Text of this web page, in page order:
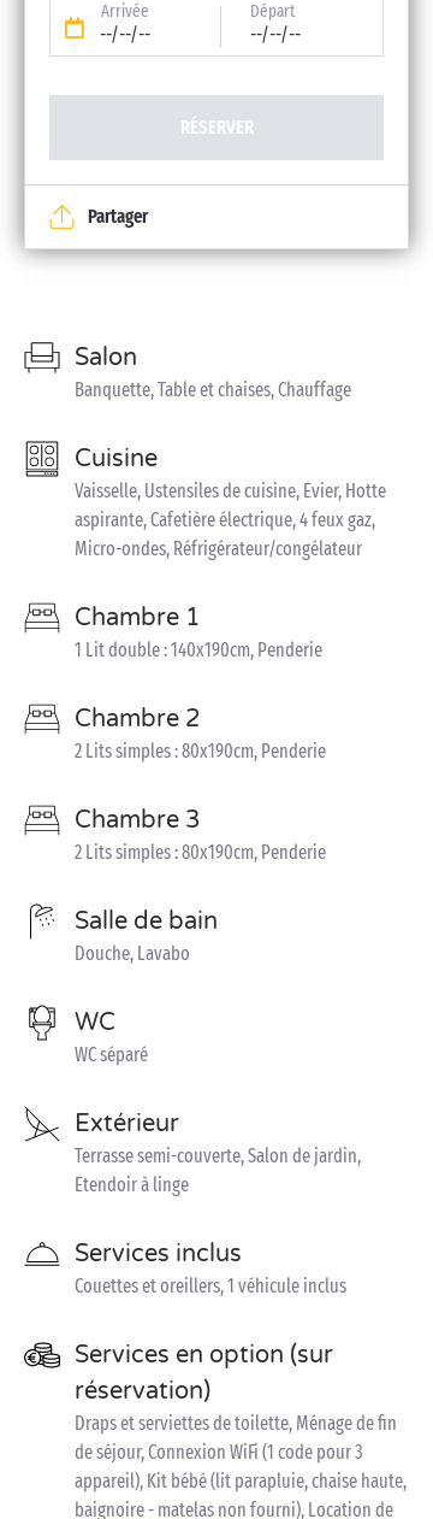
Arrivée
--/--/--
Départ
--/--/--
RÉSERVER
Partager
Salon
Banquette, Table et chaises, Chauffage
Cuisine
Vaisselle, Ustensiles de cuisine, Evier, Hotte
aspirante, Cafetière électrique, 4 feux gaz,
Micro-ondes, Réfrigérateur/congélateur
Chambre 1
1 Lit double : 140x190cm, Penderie
Chambre 2
2 Lits simples : 80x190cm, Penderie
Chambre 3
2 Lits simples : 80x190cm, Penderie
Salle de bain
Douche, Lavabo
WC
WC séparé
Extérieur
Terrasse semi-couverte, Salon de jardin,
Etendoir à linge
Services inclus
Couettes et oreillers, 1 véhicule inclus
Services en option (sur
réservation)
Draps et serviettes de toilette, Ménage de fin
de séjour, Connexion WiFi (1 code pour 3
appareil), Kit bébé (lit parapluie, chaise haute,
baignoire - matelas non fourni), Location de